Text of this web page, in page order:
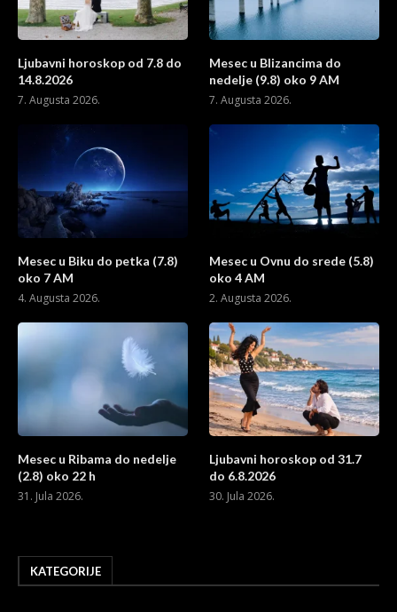
Ljubavni horoskop od 7.8 do
14.8.2026
7. Augusta 2026.
Mesec u Blizancima do
nedelje (9.8) oko 9 AM
7. Augusta 2026.
Mesec u Biku do petka (7.8)
oko 7 AM
4. Augusta 2026.
Mesec u Ovnu do srede (5.8)
oko 4 AM
2. Augusta 2026.
Mesec u Ribama do nedelje
(2.8) oko 22 h
31. Jula 2026.
Ljubavni horoskop od 31.7
do 6.8.2026
30. Jula 2026.
KATEGORIJE